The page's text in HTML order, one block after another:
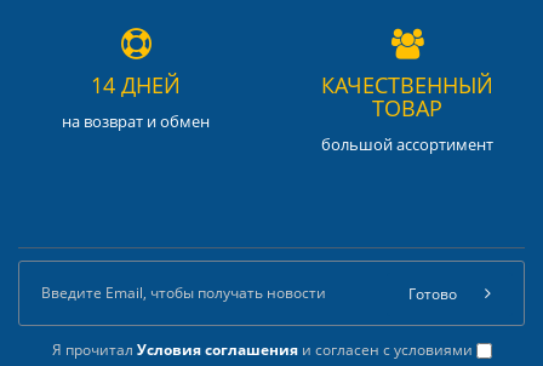
14 ДНЕЙ
на возврат и обмен
КАЧЕСТВЕННЫЙ
ТОВАР
большой ассортимент
Я прочитал Условия соглашенияи согласен с условиями
Готово